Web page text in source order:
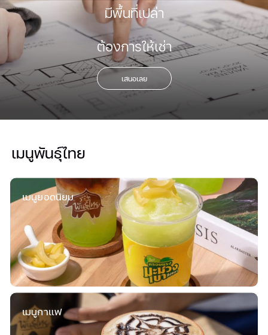
มีพื้นที่เปล่า
ต้องการให้เช่า
เสนอเลย
เมนูพันธุ์ไทย
เมนูยอดนิยม
เมนูกาแฟ